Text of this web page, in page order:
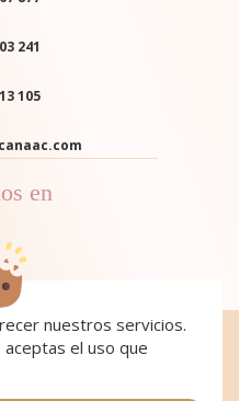
nuestros servicios.
el uso que
241
105
en
y Política de Privacidad
compra